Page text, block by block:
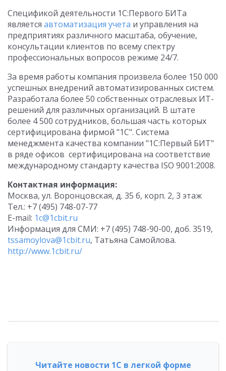
Спецификой деятельности 1С:Первого БИТа
является автоматизация учета и управления на
предприятиях различного масштаба, обучение,
консультации клиентов по всему спектру
профессиональных вопросов режиме 24/7.
За время работы компания произвела более 150 000
успешных внедрений автоматизированных систем.
Разработала более 50 собственных отраслевых ИТ-
решений для различных организаций. В штате
более 4 500 сотрудников, большая часть которых
сертифицирована фирмой "1С". Система
менеджмента качества компании "1С:Первый БИТ"
в ряде офисов сертифицирована на соответствие
международному стандарту качества ISO 9001:2008.
Контактная информация:
Москва, ул. Воронцовская, д. 35 б, корп. 2, 3 этаж
Тел.: +7 (495) 748-07-77
E-mail: 1c@1cbit.ru
Информация для СМИ: +7 (495) 748-90-00, доб. 3519,
tssamoylova@1cbit.ru, Татьяна Самойлова.
http://www.1cbit.ru/
Читайте новости 1С в легкой форме